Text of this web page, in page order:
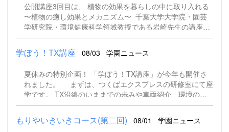
市民の守谷市に対する推奨意欲を高めることで、まちへの
参加意欲、まちへの感謝が生まれ、 プロモーションだけに
とどまらない持続可能なまちを育てる効果も生み出してい
きたい。 ・もりやPR社 ・ぼく、こじゅまる絵本 ・こじゅ
まる絵本動画作成 こじゅまる絵本動画のDVDを流して鑑賞
で心が動いた瞬間」などのテーマで学生同士でコミュニケ
ーション ホワイトボードに気軽にメモ 守谷市から、こじ
ゅまるキャラクターのボールペンとティッシュを皆さんに
公開講座3回目は、 植物の効果を暮らしの中に取り入れる
〜植物の癒し効果とメカニズム〜 千葉大学大学院・園芸
学研究院・環境健康科学領域教授である岩崎先生の講座で
した。 環境健康学とは、学際分野(異なる専門を複合し
た学問分野)で、緑と健康を研究しているそうです。 植物
の療法的効果に関する研究、医療福祉施設の緑化に関する
います。 ストレスは人との関わりで生まれ、ストレス解
消も人との関わり、その社会的健康に緑が関わっているの
だそう。 人は植物を共生することで健康に暮らせる、人
間は自然を好む性質があり、自然の近くにいることで心身
ともにリラックスできる「バイオフィリア理論」。 それに
学ぼう！TX講座 08/03 学園ニュース
夏休みの特別企画！ 「学ぼう！TX講座」が今年も開催さ
れました。 まずは、つくばエクスプレスの研修室にて座
学です。 TX沿線のいままでの歩みや車両紹介、環境の配
慮などを学び、クイズも出題されました。 座学終了後
はお楽しみの車両基地へ。 TX講座の参加者だけが乗る特
別列車です。 いつもとは違う線路を進んでいく様子に参加
もりやいきいきコース(第二回) 08/01 学園ニュース